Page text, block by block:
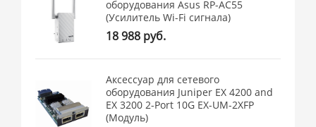
оборудования Asus RP-AC55
(Усилитель Wi-Fi сигнала)
18 988 руб.
Аксессуар для сетевого
оборудования Juniper EX 4200 and
EX 3200 2-Port 10G EX-UM-2XFP
(Модуль)